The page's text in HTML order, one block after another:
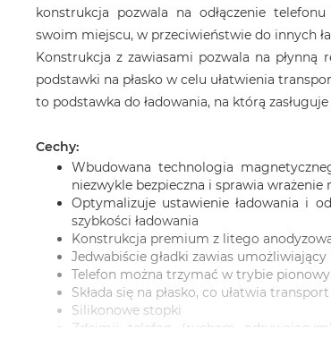
konstrukcja pozwala na odłączenie
swoim miejscu, w przeciwieństwie do innych
Konstrukcja z zawiasami pozwala na płynną
podstawki na płasko w celu ułatwienia
to podstawka do ładowania, na którą
Cechy:
Wbudowana technologia
niezwykle bezpieczna i sprawia wrażenie
Optymalizuje ustawienie ładowania i
szybkości ładowania
Konstrukcja premium z litego
Jedwabiście gładki zawias
Telefon można trzymać w trybie
Składa się na płasko, co ułatwia transport
Silikonowe stopki
Zdejmij telefon (ruchem